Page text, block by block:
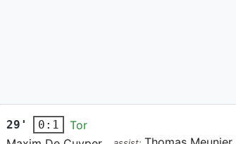
29' 0:1
Tor